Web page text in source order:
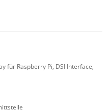
für Raspberry Pi, DSI Interface,